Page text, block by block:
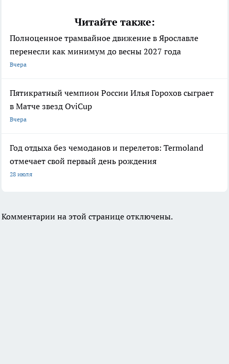
Читайте также:
Полноценное трамвайное движение в Ярославле
перенесли как минимум до весны 2027 года
Вчера
Пятикратный чемпион России Илья Горохов сыграет
в Матче звезд OviCup
Вчера
Год отдыха без чемоданов и перелетов: Termoland
отмечает свой первый день рождения
28 июля
Комментарии на этой странице отключены.